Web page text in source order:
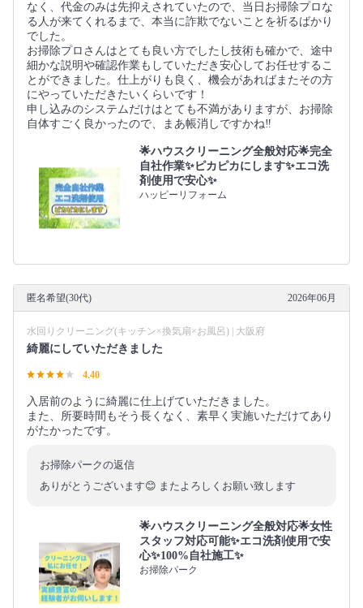
なく、代金のみは先抑えされていたので、当日お掃除プロな
る人が来てくれるまで、本当に詐欺でないことを祈るばかり
でした。
お掃除プロさんはとても良い方でしたし技術も確かで、途中
細かな説明や確認作業もしていただき安心してお任せするこ
とができました。仕上がりも良く、機会があればまたその方
にやっていただきたいくらいです！
申し込みのシステムだけはとても不満がありますが、お掃除
自体すごく良かったので、まあ帳消しですかね‼︎
🌟ハウスクリーニング全般対応🌟完全
自社作業✨️ピカピカにします✨️エコ洗
剤使用で安心✨
ハッピーリフォーム
匿名希望(30代) 2026年06月
水回りクリーニング(キッチン×換気扇×お風呂) | 大阪府
綺麗にしていただきました
4.40
入居前のように綺麗に仕上げていただきました。
また、所要時間もそう長くなく、素早く実施いただけてあり
がたかったです。
お掃除パークの返信
ありがとうございます😊 またよろしくお願い致します
🌟ハウスクリーニング全般対応🌟女性
スタッフ対応可能✨エコ洗剤使用で安
心✨100%自社施工✨
お掃除パーク